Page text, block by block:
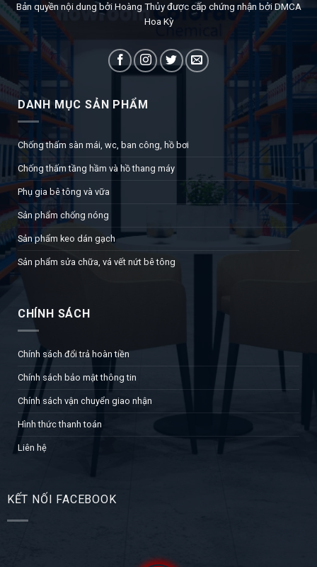
Bản quyền nội dung bởi Hoàng Thủy được cấp chứng nhận bởi DMCA
Hoa Kỳ
DANH MỤC SẢN PHẨM
Chống thấm sàn mái, wc, ban công, hồ bơi
Chống thấm tầng hầm và hồ thang máy
Phụ gia bê tông và vữa
Sản phẩm chống nóng
Sản phẩm keo dán gạch
Sản phẩm sửa chữa, vá vết nứt bê tông
CHÍNH SÁCH
Chính sách đổi trả hoàn tiền
Chính sách bảo mật thông tin
Chính sách vận chuyển giao nhận
Hình thức thanh toán
Liên hệ
KẾT NỐI FACEBOOK